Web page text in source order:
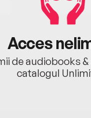
Acces
de audiobooks
catalogul